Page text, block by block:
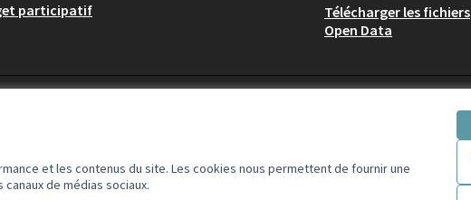
et les contenus du site. Les cookies nous permettent de fournir une
de médias sociaux.
participatif
Télécharger les fichiers
Open Data